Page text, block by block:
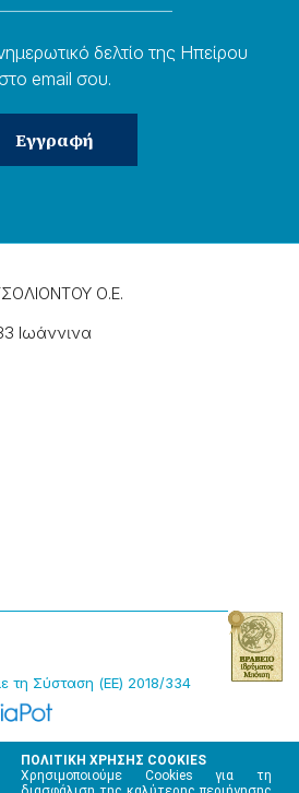
ΠΟΛΙΤΙΚΗ ΧΡΗΣΗΣ COOKIES
Χρησιμοποιούμε Cookies για τη
δελτίο της Ηπείρου
email σου.
Ο.Ε.
Ιωάννɩνα
Σύσταση (ΕΕ) 2018/334